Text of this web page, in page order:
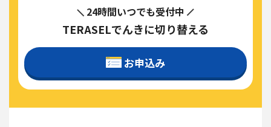
24時間いつでも受付中
TERASELでんきに切り替える
お申込み